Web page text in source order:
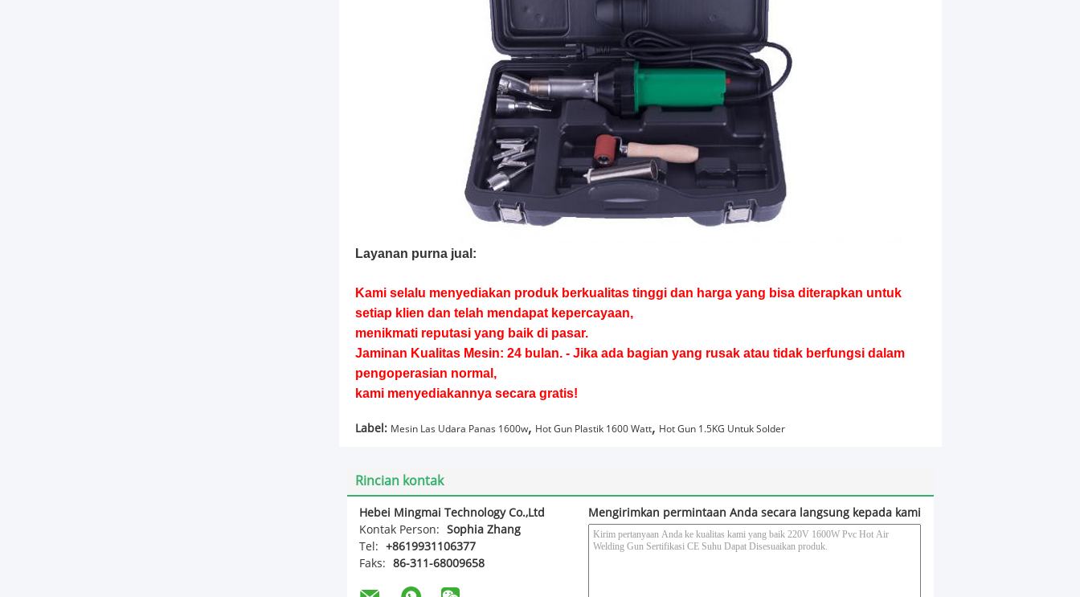
Layanan purna jual:
Kami selalu menyediakan produk berkualitas tinggi dan harga yang bisa diterapkan untuk
setiap klien dan telah mendapat kepercayaan,
menikmati reputasi yang baik di pasar.
Jaminan Kualitas Mesin: 24 bulan. - Jika ada bagian yang rusak atau tidak berfungsi dalam
pengoperasian normal,
kami menyediakannya secara gratis!
Label: Mesin Las Udara Panas 1600w, Hot Gun Plastik 1600 Watt, Hot Gun 1.5KG Untuk Solder
Rincian kontak
Hebei Mingmai Technology Co.,Ltd
Kontak Person: Sophia Zhang
Tel: +8619931106377
Faks: 86-311-68009658
Mengirimkan permintaan Anda secara langsung kepada kami